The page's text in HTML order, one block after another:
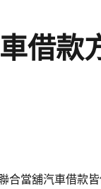
借款
合當舖汽車借款